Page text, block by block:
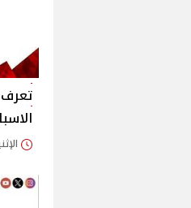
الإثنين 05/